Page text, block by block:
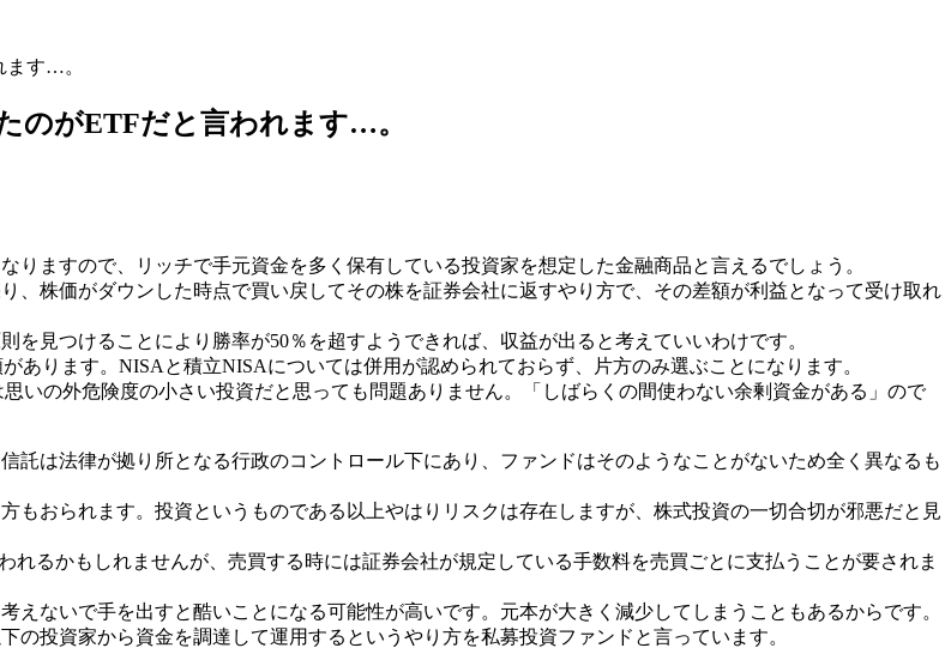
ます…。
のがETFだと言われます…。
ますので、リッチで手元資金を多く保有している投資家を想定した金融商品と言えるでしょう。
、株価がダウンした時点で買い戻してその株を証券会社に返すやり方で、その差額が利益となって受け取れ
見つけることにより勝率が50％を超すようできれば、収益が出ると考えていいわけです。
ります。NISAと積立NISAについては併用が認められておらず、片方のみ選ぶことになります。
いの外危険度の小さい投資だと思っても問題ありません。「しばらくの間使わない余剰資金がある」ので
は法律が拠り所となる行政のコントロール下にあり、ファンドはそのようなことがないため全く異なるも
もおられます。投資というものである以上やはりリスクは存在しますが、株式投資の一切合切が邪悪だと見
るかもしれませんが、売買する時には証券会社が規定している手数料を売買ごとに支払うことが要されま
ないで手を出すと酷いことになる可能性が高いです。元本が大きく減少してしまうこともあるからです。
投資家から資金を調達して運用するというやり方を私募投資ファンドと言っています。